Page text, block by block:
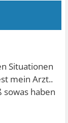
Situationen
mein Arzt..
sowas haben